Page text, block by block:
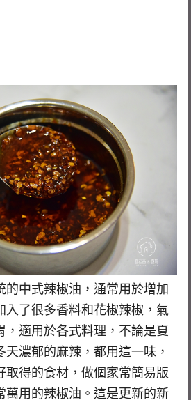
的中式辣椒油，通常用於增加
入了很多香料和花椒辣椒，氣
，適用於各式料理，不論是夏
濃郁的麻辣，都用這一味，
取得的食材，做個家常簡易版
萬用的辣椒油。這是更新的新